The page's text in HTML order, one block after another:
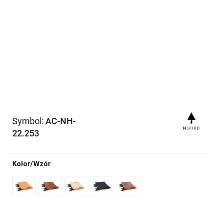
Symbol: AC-NH-
22.253
Kolor/Wzór